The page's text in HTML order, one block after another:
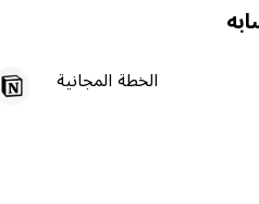
الخطة المجانية